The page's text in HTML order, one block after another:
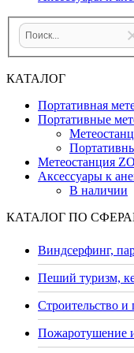
КАТАЛОГ
Портативная
Портативные
Mетеостанция
Аксессуары к
В наличии
КАТАЛОГ ПО
Виндсерфинг,
Пеший туризм,
Строительство
Пожаротушение